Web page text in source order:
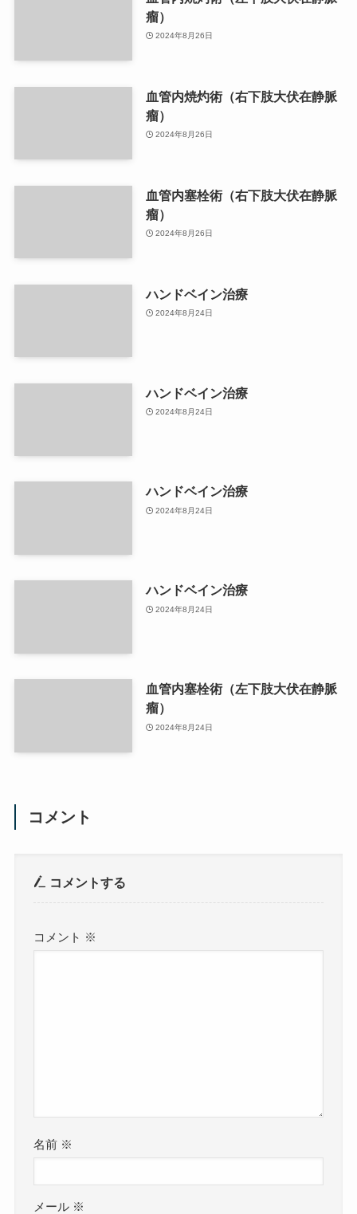
瘤）
2024年8月26日
血管内焼灼術（右下肢大伏在静脈
瘤）
2024年8月26日
血管内塞栓術（右下肢大伏在静脈
瘤）
2024年8月26日
ハンドベイン治療
2024年8月24日
ハンドベイン治療
2024年8月24日
ハンドベイン治療
2024年8月24日
ハンドベイン治療
2024年8月24日
血管内塞栓術（左下肢大伏在静脈
瘤）
2024年8月24日
コメント
コメントする
コメント ※
名前 ※
メール ※